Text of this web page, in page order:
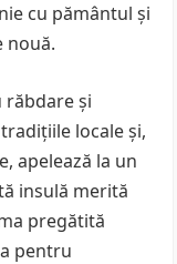
cu pământul și
nouă.
răbdare și
locale și,
apelează la un
insulă merită
pregătită
pentru